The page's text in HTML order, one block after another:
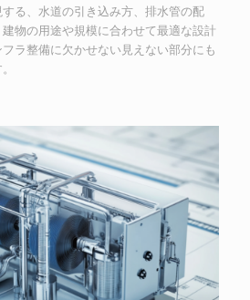
る、水道の引き込み方、排水管の配
物の用途や規模に合わせて最適な設計
ラ整備に欠かせない見えない部分にも